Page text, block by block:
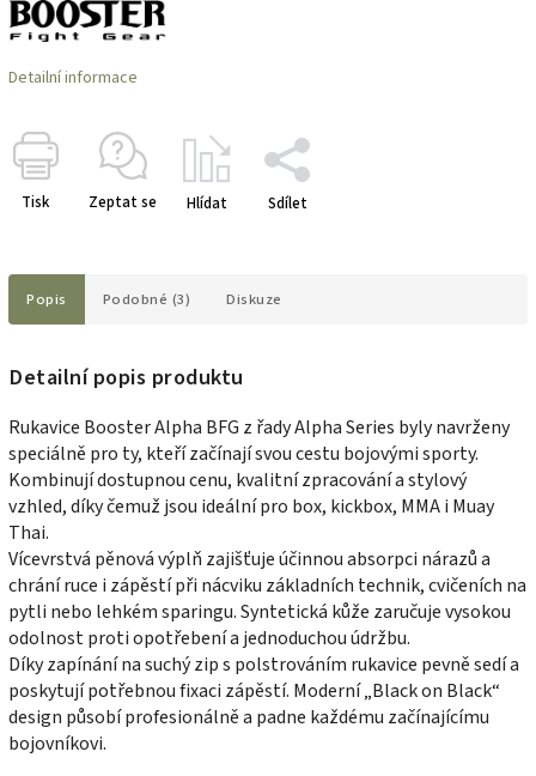
Detailní informace
Tisk Zeptat se Hlídat Sdílet
Popis Podobné (3) Diskuze
Detailní popis produktu
Rukavice Booster Alpha BFG z řady Alpha Series byly navrženy
speciálně pro ty, kteří začínají svou cestu bojovými sporty.
Kombinují dostupnou cenu, kvalitní zpracování a stylový
vzhled, díky čemuž jsou ideální pro box, kickbox, MMA i Muay
Thai.
Vícevrstvá pěnová výplň zajišťuje účinnou absorpci nárazů a
chrání ruce i zápěstí při nácviku základních technik, cvičeních na
pytli nebo lehkém sparingu. Syntetická kůže zaručuje vysokou
odolnost proti opotřebení a jednoduchou údržbu.
Díky zapínání na suchý zip s polstrováním rukavice pevně sedí a
poskytují potřebnou fixaci zápěstí. Moderní „Black on Black“
design působí profesionálně a padne každému začínajícímu
bojovníkovi.